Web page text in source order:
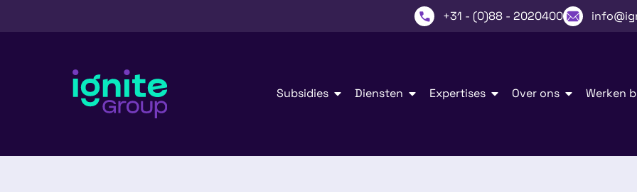
+31 - (0)88 - 2020400
Subsidies Diensten Expertises Over ons Werken